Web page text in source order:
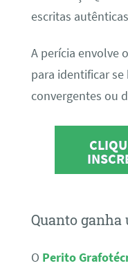
escritas
A perícia envolve
para identificar
convergentes ou
Quanto ganha
O Perito